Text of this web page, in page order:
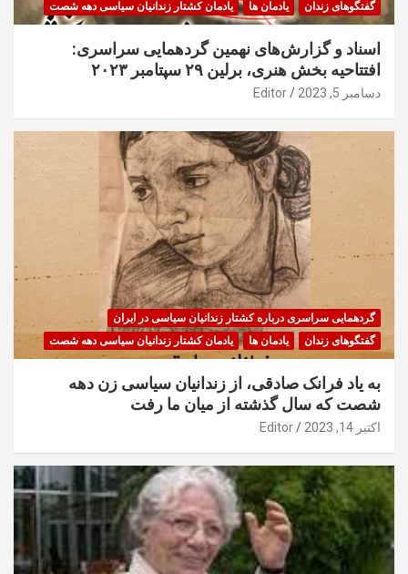
گفتگوهای زندان
یادمان ها یادمان کشتار زندانیان سیاسی دهه شصت
اسناد و گزارش‌های نهمین گردهمایی سراسری:
افتتاحیه بخش هنری، برلین ۲۹ سپتامبر ۲۰۲۳
دسامبر 5, 2023 Editor
گردهمایی سراسری درباره کشتار زندانیان سیاسی در ایران
گفتگوهای زندان
یادمان ها یادمان کشتار زندانیان سیاسی دهه شصت
به یاد فرانک صادقی، از زندانیان سیاسی زن دهه
شصت که سال گذشته از میان ما رفت
اکتبر 14, 2023 Editor